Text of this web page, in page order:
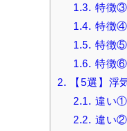
1.3. 特徴③
1.4. 特徴④
1.5. 特徴⑤
1.6. 特徴⑥
2. 【5選】浮
2.1. 違い①
2.2. 違い②